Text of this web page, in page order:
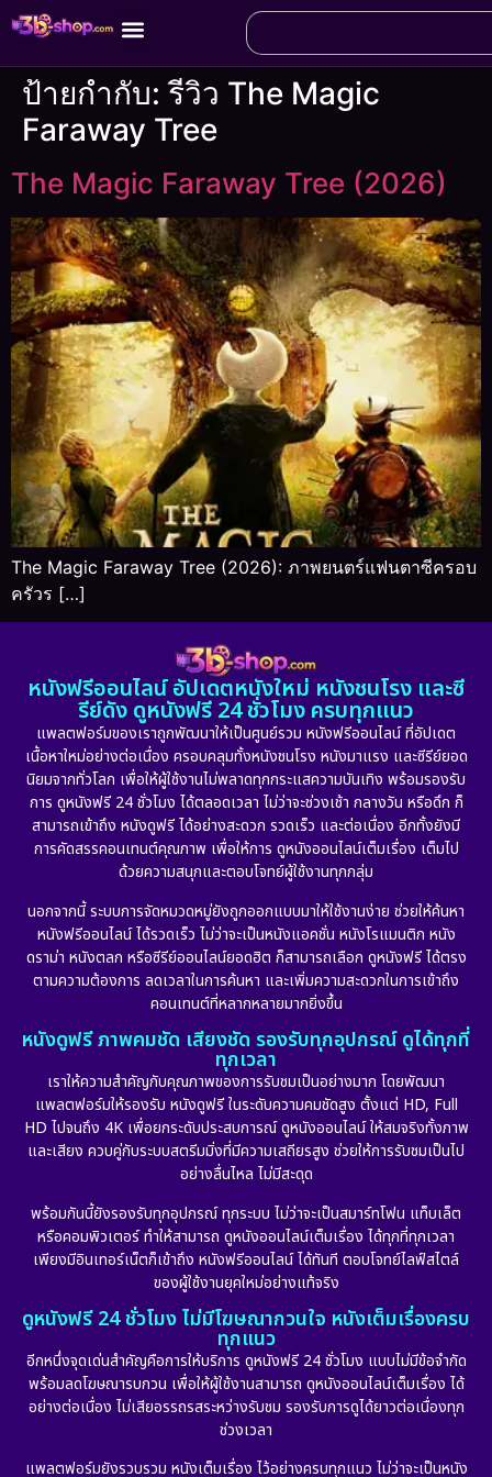
ป้ายกำกับ:รีวิว The Magic
Faraway Tree
The Magic Faraway Tree (2026)
The Magic Faraway Tree (2026): ภาพยนตร์แฟนตาซีครอบ
ครัวร […]
หนังฟรีออนไลน์ อัปเดตหนังใหม่ หนังชนโรง และซี
รีย์ดัง ดูหนังฟรี 24 ชั่วโมง ครบทุกแนว
แพลตฟอร์มของเราถูกพัฒนาให้เป็นศูนย์รวม หนังฟรีออนไลน์ ที่อัปเดต
เนื้อหาใหม่อย่างต่อเนื่อง ครอบคลุมทั้งหนังชนโรง หนังมาแรง และซีรีย์ยอด
นิยมจากทั่วโลก เพื่อให้ผู้ใช้งานไม่พลาดทุกกระแสความบันเทิง พร้อมรองรับ
การ ดูหนังฟรี 24 ชั่วโมง ได้ตลอดเวลา ไม่ว่าจะช่วงเช้า กลางวัน หรือดึก ก็
สามารถเข้าถึง หนังดูฟรี ได้อย่างสะดวก รวดเร็ว และต่อเนื่อง อีกทั้งยังมี
การคัดสรรคอนเทนต์คุณภาพ เพื่อให้การ ดูหนังออนไลน์เต็มเรื่อง เต็มไป
ด้วยความสนุกและตอบโจทย์ผู้ใช้งานทุกกลุ่ม
นอกจากนี้ ระบบการจัดหมวดหมู่ยังถูกออกแบบมาให้ใช้งานง่าย ช่วยให้ค้นหา
หนังฟรีออนไลน์ ได้รวดเร็ว ไม่ว่าจะเป็นหนังแอคชั่น หนังโรแมนติก หนัง
ดราม่า หนังตลก หรือซีรีย์ออนไลน์ยอดฮิต ก็สามารถเลือก ดูหนังฟรี ได้ตรง
ตามความต้องการ ลดเวลาในการค้นหา และเพิ่มความสะดวกในการเข้าถึง
คอนเทนต์ที่หลากหลายมากยิ่งขึ้น
หนังดูฟรี ภาพคมชัด เสียงชัด รองรับทุกอุปกรณ์ ดูได้ทุกที่
ทุกเวลา
เราให้ความสำคัญกับคุณภาพของการรับชมเป็นอย่างมาก โดยพัฒนา
แพลตฟอร์มให้รองรับ หนังดูฟรี ในระดับความคมชัดสูง ตั้งแต่ HD, Full
HD ไปจนถึง 4K เพื่อยกระดับประสบการณ์ ดูหนังออนไลน์ ให้สมจริงทั้งภาพ
และเสียง ควบคู่กับระบบสตรีมมิ่งที่มีความเสถียรสูง ช่วยให้การรับชมเป็นไป
อย่างลื่นไหล ไม่มีสะดุด
พร้อมกันนี้ยังรองรับทุกอุปกรณ์ ทุกระบบ ไม่ว่าจะเป็นสมาร์ทโฟน แท็บเล็ต
หรือคอมพิวเตอร์ ทำให้สามารถ ดูหนังออนไลน์เต็มเรื่อง ได้ทุกที่ทุกเวลา
เพียงมีอินเทอร์เน็ตก็เข้าถึง หนังฟรีออนไลน์ ได้ทันที ตอบโจทย์ไลฟ์สไตล์
ของผู้ใช้งานยุคใหม่อย่างแท้จริง
ดูหนังฟรี 24 ชั่วโมง ไม่มีโฆษณากวนใจ หนังเต็มเรื่องครบ
ทุกแนว
อีกหนึ่งจุดเด่นสำคัญคือการให้บริการ ดูหนังฟรี 24 ชั่วโมง แบบไม่มีข้อจำกัด
พร้อมลดโฆษณารบกวน เพื่อให้ผู้ใช้งานสามารถ ดูหนังออนไลน์เต็มเรื่อง ได้
อย่างต่อเนื่อง ไม่เสียอรรถรสระหว่างรับชม รองรับการดูได้ยาวต่อเนื่องทุก
ช่วงเวลา
แพลตฟอร์มยังรวบรวม หนังเต็มเรื่อง ไว้อย่างครบทุกแนว ไม่ว่าจะเป็นหนัง